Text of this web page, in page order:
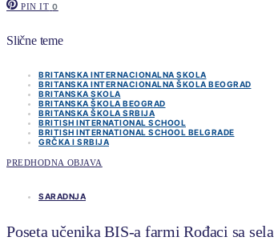
PIN IT 0
Slične teme
BRITANSKA INTERNACIONALNA SKOLA
BRITANSKA INTERNACIONALNA ŠKOLA BEOGRAD
BRITANSKA SKOLA
BRITANSKA ŠKOLA BEOGRAD
BRITANSKA ŠKOLA SRBIJA
BRITISH INTERNATIONAL SCHOOL
BRITISH INTERNATIONAL SCHOOL BELGRADE
GRČKA I SRBIJA
PREDHODNA OBJAVA
SARADNJA
Poseta učenika BIS-a farmi Rođaci sa sela